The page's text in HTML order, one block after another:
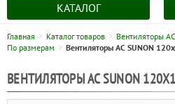
КАТАЛОГ
Главная Каталог товаров
Вентиляторы
По размерам
Вентиляторы AC SUNON
ВЕНТИЛЯТОРЫ AC SUNON